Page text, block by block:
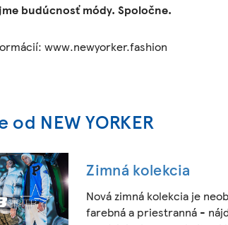
budúcnosť módy. Spoločne.
www.newyorker.fashion
od NEW YORKER
Zimná kolekcia
Nová zimná kolekcia je
farebná a priestranná -